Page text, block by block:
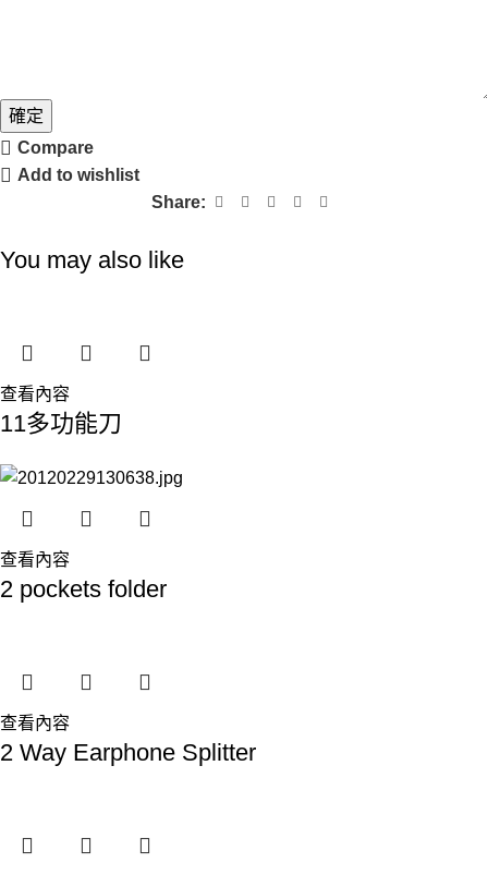
確定
Compare
Add to wishlist
Share:
You may also like
查看內容
11多功能刀
查看內容
2 pockets folder
查看內容
2 Way Earphone Splitter